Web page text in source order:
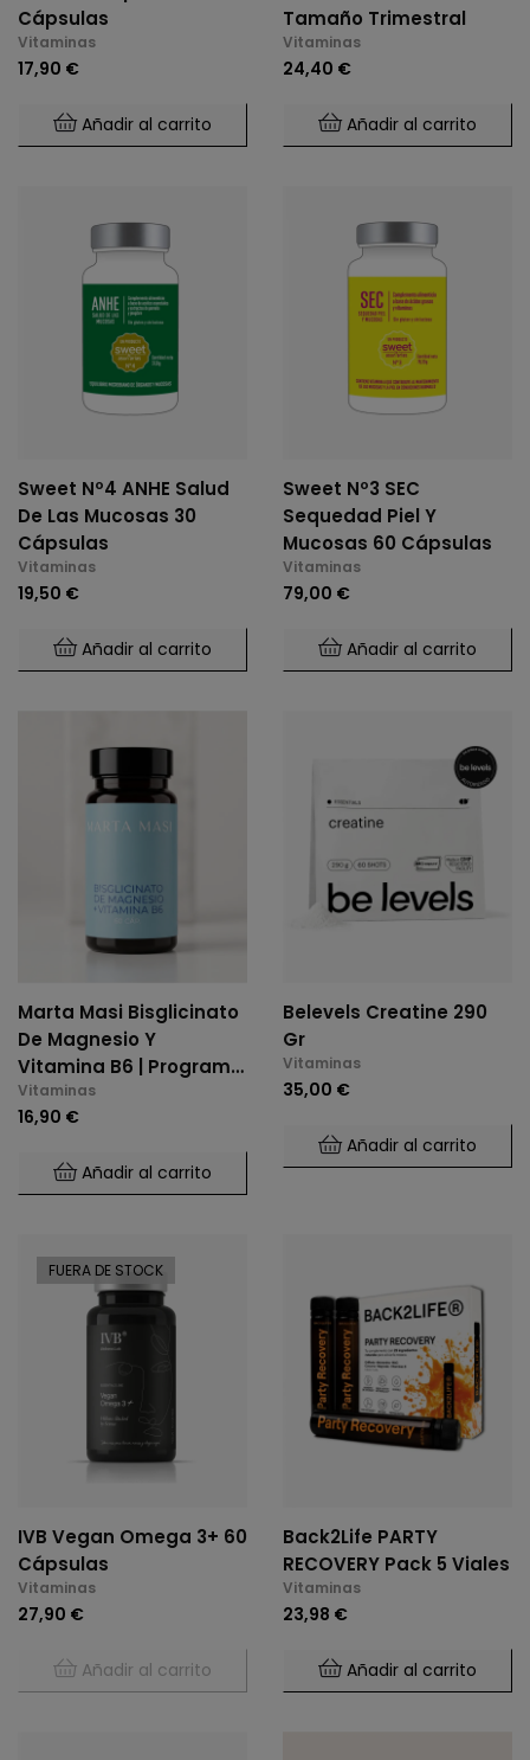
Cápsulas
Vitaminas
17,90 €
Añadir al carrito
Tamaño Trimestral
Vitaminas
24,40 €
Añadir al carrito
Sweet Nº4 ANHE Salud
De Las Mucosas 30
Cápsulas
Vitaminas
19,50 €
Añadir al carrito
Sweet Nº3 SEC
Sequedad Piel Y
Mucosas 60 Cápsulas
Vitaminas
79,00 €
Añadir al carrito
Marta Masi Bisglicinato
De Magnesio Y
Vitamina B6 | Programa
De Inicio (60 Cáps.)
Vitaminas
16,90 €
Añadir al carrito
Belevels Creatine 290
Gr
Vitaminas
35,00 €
Añadir al carrito
FUERA DE STOCK
IVB Vegan Omega 3+ 60
Cápsulas
Vitaminas
27,90 €
Añadir al carrito
Back2Life PARTY
RECOVERY Pack 5 Viales
Vitaminas
23,98 €
Añadir al carrito